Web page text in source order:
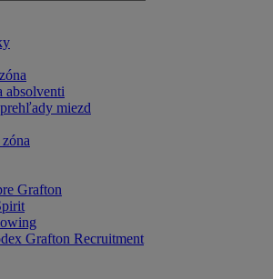
absolventi
miezd
Grafton
Grafton Recruitment